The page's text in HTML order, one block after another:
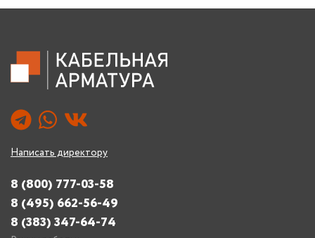
Написать директору
8 (800) 777-03-58
8 (495) 662-56-49
8 (383) 347-64-74